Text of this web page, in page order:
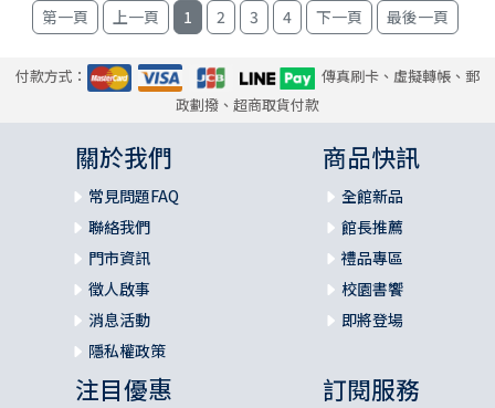
1 2 3 4
付款方式：
傳真刷卡、虛擬轉帳、郵
政劃撥、超商取貨付款
關於我們
常見問題FAQ
聯絡我們
門市資訊
徵人啟事
消息活動
隱私權政策
商品快訊
全館新品
館長推薦
禮品專區
校園書饗
即將登場
注目優惠 訂閱服務